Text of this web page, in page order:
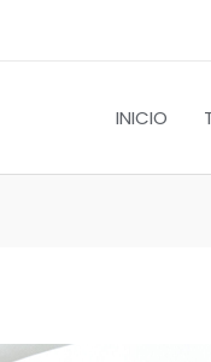
INICIO